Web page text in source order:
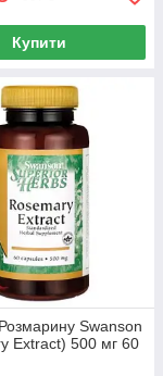
Купити
Swanson
Extract) 500 мг 60